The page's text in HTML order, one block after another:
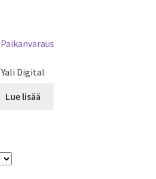
Yali Digital
Lue lisää